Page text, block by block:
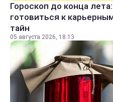
Гороскоп до конца
готовиться к
тайн
05 августа 2026, 18:13